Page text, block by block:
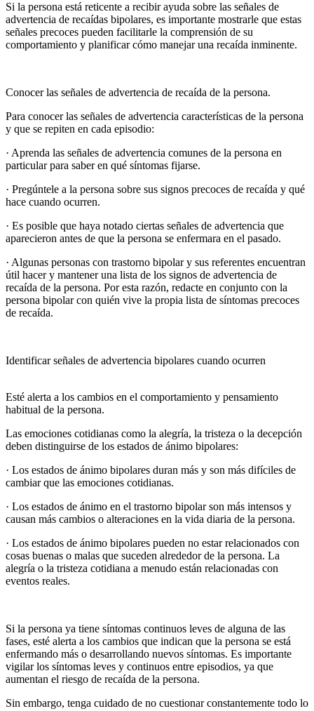
Si la persona está reticente a recibir ayuda sobre las señales de
advertencia de recaídas bipolares, es importante mostrarle que estas
señales precoces pueden facilitarle la comprensión de su
comportamiento y planificar cómo manejar una recaída inminente.
Conocer las señales de advertencia de recaída de la persona.
Para conocer las señales de advertencia características de la persona
y que se repiten en cada episodio:
· Aprenda las señales de advertencia comunes de la persona en
particular para saber en qué síntomas fijarse.
· Pregúntele a la persona sobre sus signos precoces de recaída y qué
hace cuando ocurren.
· Es posible que haya notado ciertas señales de advertencia que
aparecieron antes de que la persona se enfermara en el pasado.
· Algunas personas con trastorno bipolar y sus referentes encuentran
útil hacer y mantener una lista de los signos de advertencia de
recaída de la persona. Por esta razón, redacte en conjunto con la
persona bipolar con quién vive la propia lista de síntomas precoces
de recaída.
Identificar señales de advertencia bipolares cuando ocurren
Esté alerta a los cambios en el comportamiento y pensamiento
habitual de la persona.
Las emociones cotidianas como la alegría, la tristeza o la decepción
deben distinguirse de los estados de ánimo bipolares:
· Los estados de ánimo bipolares duran más y son más difíciles de
cambiar que las emociones cotidianas.
· Los estados de ánimo en el trastorno bipolar son más intensos y
causan más cambios o alteraciones en la vida diaria de la persona.
· Los estados de ánimo bipolares pueden no estar relacionados con
cosas buenas o malas que suceden alrededor de la persona. La
alegría o la tristeza cotidiana a menudo están relacionadas con
eventos reales.
Si la persona ya tiene síntomas continuos leves de alguna de las
fases, esté alerta a los cambios que indican que la persona se está
enfermando más o desarrollando nuevos síntomas. Es importante
vigilar los síntomas leves y continuos entre episodios, ya que
aumentan el riesgo de recaída de la persona.
Sin embargo, tenga cuidado de no cuestionar constantemente todo lo